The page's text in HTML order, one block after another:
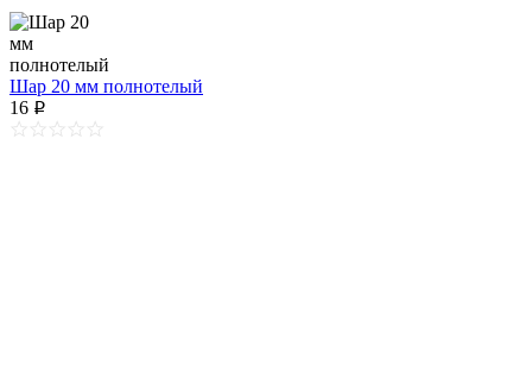
Шар 20 мм полнотелый
16 p